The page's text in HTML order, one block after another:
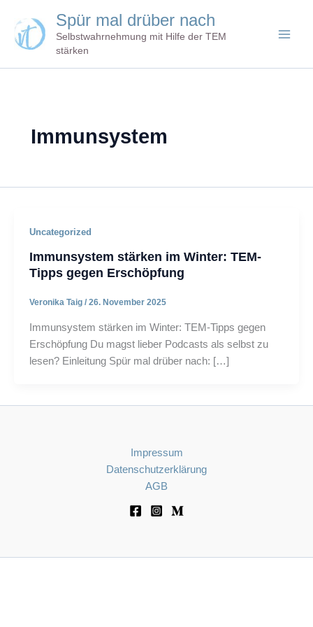
Inhalt
springen
Spür mal drüber nach
Selbstwahrnehmung mit Hilfe der TEM
stärken
Immunsystem
Uncategorized
Immunsystem stärken im Winter: TEM-
Tipps gegen Erschöpfung
Veronika Taig / 26. November 2025
Immunsystem stärken im Winter: TEM-Tipps gegen
Erschöpfung Du magst lieber Podcasts als selbst zu
lesen? Einleitung Spür mal drüber nach: […]
Impressum
Datenschutzerklärung
AGB